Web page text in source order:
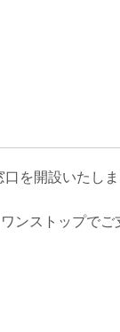
を開設いたしま
ストップでご